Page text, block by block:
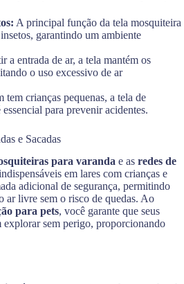
A principal função da tela mosquiteira
garantindo um ambiente
a entrada de ar, a tela mantém os
o uso excessivo de ar
tem crianças pequenas, a tela de
para prevenir acidentes.
e Sacadas
para varanda e as redes de
em lares com crianças e
adicional de segurança, permitindo
ar livre sem o risco de quedas. Ao
para pets, você garante que seus
explorar sem perigo, proporcionando